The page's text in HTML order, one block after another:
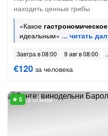
находить ценные грибы
«Какое гастрономическое
идеальным»
Завтра в 08:00 9 авг в 08:00
€120 за человека
2 отзыва